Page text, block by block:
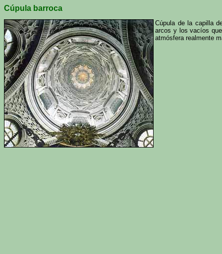
Cúpula barroca
Cúpula de la capilla
arcos y los vacíos
atmósfera realmente